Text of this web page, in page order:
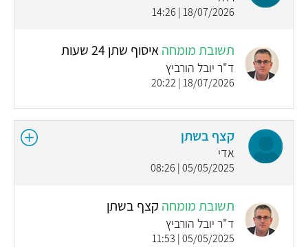
18/07/2026 | 14:26
תשובת מומחהאיסוף שתן 24 שעות
ד"ר יובל הורביץ
18/07/2026 | 20:22
קצף בשתן
אדי
05/05/2025 | 08:26
תשובת מומחה קצף בשתן
ד"ר יובל הורביץ
05/05/2025 | 11:53